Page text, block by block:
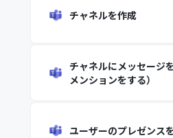
チャネルを作成
チャネルにメッセージ
メンションをする）
ユーザーのプレゼンス